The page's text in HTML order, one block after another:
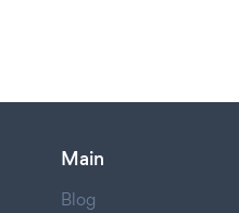
Main
Blog